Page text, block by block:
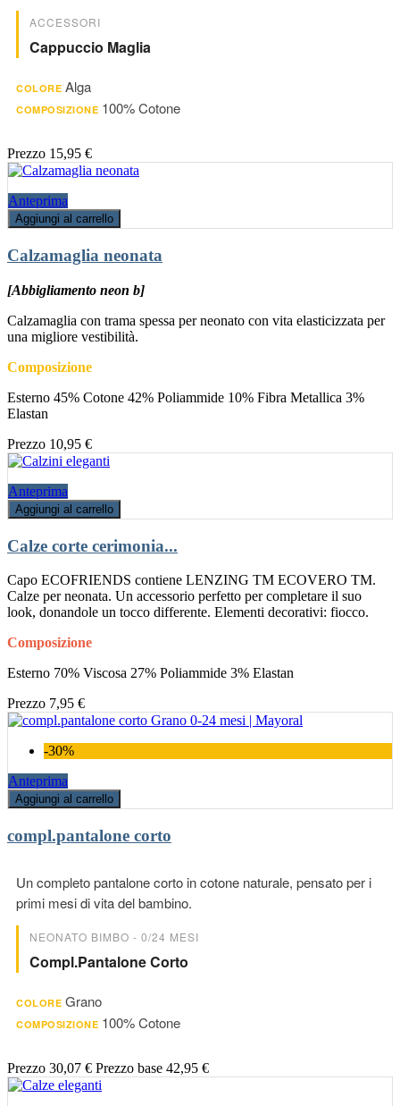
ACCESSORI
Cappuccio Maglia
COLORE Alga
COMPOSIZIONE 100% Cotone
Prezzo 15,95 €
Anteprima
Aggiungi al carrello
Calzamaglia neonata
[Abbigliamento neon b]
Calzamaglia con trama spessa per neonato con vita elasticizzata per
una migliore vestibilità.
Composizione
Esterno 45% Cotone 42% Poliammide 10% Fibra Metallica 3%
Elastan
Prezzo 10,95 €
Anteprima
Aggiungi al carrello
Calze corte cerimonia...
Capo ECOFRIENDS contiene LENZING TM ECOVERO TM.
Calze per neonata. Un accessorio perfetto per completare il suo
look, donandole un tocco differente. Elementi decorativi: fiocco.
Composizione
Esterno 70% Viscosa 27% Poliammide 3% Elastan
Prezzo 7,95 €
-30%
Anteprima
Aggiungi al carrello
compl.pantalone corto
Un completo pantalone corto in cotone naturale, pensato per i
primi mesi di vita del bambino.
NEONATO BIMBO - 0/24 MESI
Compl.pantalone Corto
COLORE Grano
COMPOSIZIONE 100% Cotone
Prezzo 30,07 € Prezzo base 42,95 €